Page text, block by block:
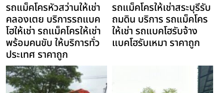
รถแม็คโครหัวสว่านให้เช่า
คลองเตย บริการรถแบค
โฮให้เช่า รถแม็คโครให้เช่า
พร้อมคนขับ ให้บริการทั่ว
ประเทศ ราคาถูก
รถแม็คโครให้เช่าสระบุรีรับ
ถมดิน บริการ รถแม็คโคร
ให้เช่า รถแบคโฮรับจ้าง
แบคโฮรับเหมา ราคาถูก